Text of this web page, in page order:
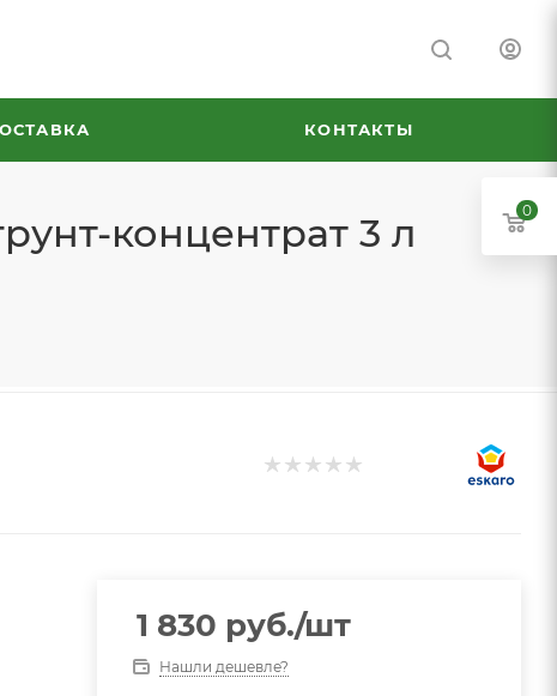
КОНТАКТЫ
концентрат 3 л
1 830 руб./шт
Нашли дешевле?
0